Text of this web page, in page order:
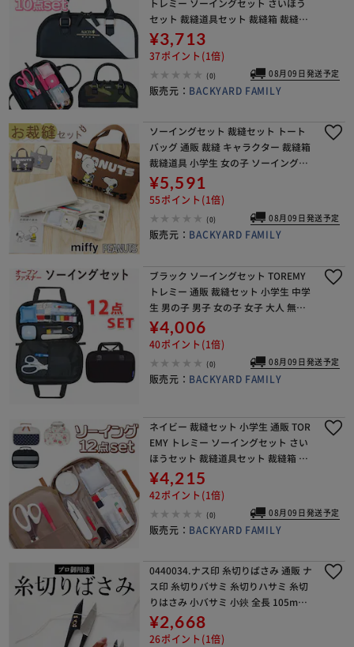
セット 裁縫道具セット 裁縫箱 裁縫道
具 小学校 中学校 男の子 女の子 ラウン
ドタイプ おしゃれ かわいい 家庭科
¥3,713
37ポイント(1倍)
(0) 08月09日発送予定
販売元： BACKYARD FAMILY
ソーイングセット 裁縫セット トート
バッグ 通販 裁縫 キャラクター 裁縫箱
裁縫道具 小学生 女の子 ソーイングボ
ックス 大人 裁縫道具入れ ボックス 裁
縫道具セット トート トートタイプ か
¥5,591
55ポイント(1倍)
(0) 08月09日発送予定
販売元： BACKYARD FAMILY
ブラック ソーイングセット TOREMY
トレミー 通販 裁縫セット 小学生 中学
生 男の子 男子 女の子 女子 大人 無地
シンプル 裁縫箱 ソーイングボックス
家庭科 手芸 クラフト 小学校 中学
¥4,006
40ポイント(1倍)
(0) 08月09日発送予定
販売元： BACKYARD FAMILY
ネイビー 裁縫セット 小学生 通販 TOR
EMY トレミー ソーイングセット さい
ほうセット 裁縫道具セット 裁縫箱 裁
縫道具 小学校 中学校 男の子 女の子 ク
ラフトバッグ おしゃれ かわいい 家庭
¥4,215
42ポイント(1倍)
(0) 08月09日発送予定
販売元： BACKYARD FAMILY
0440034.ナス印 糸切りばさみ 通販 ナ
ス印 糸切りバサミ 糸切りハサミ 糸切
りはさみ 小バサミ 小鋏 全長 105mm
105ミリ 糸きりはさみ 糸きりハサミ
はさみ 鋏 ハサミ 糸用 糸切
¥2,668
26ポイント(1倍)